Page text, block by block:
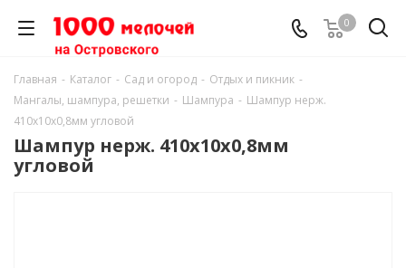
0
Главная - Каталог - Сад и огород - Отдых и пикник -
Мангалы, шампура, решетки - Шампура - Шампур нерж.
410х10х0,8мм угловой
Шампур нерж. 410х10х0,8мм
угловой